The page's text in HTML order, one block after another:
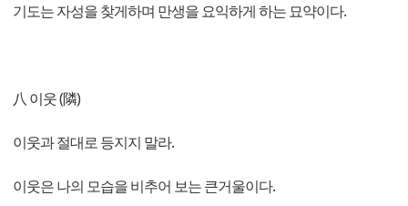
기도는 자성을 찾게하며 만생을 요익하게 하는 묘약이다.
八 이웃 (隣)
이웃과 절대로 등지지 말라.
이웃은 나의 모습을 비추어 보는 큰거울이다.